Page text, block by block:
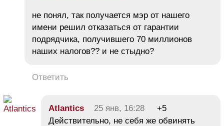
не понял, так получается мэр от нашего
имени решил отказаться от гарантии
подрядчика, получившего 70 миллионов
наших налогов?? и не стыдно?
Ответить
Atlantics 25 янв, 16:28
+5
Действительно, не себя же обвинять